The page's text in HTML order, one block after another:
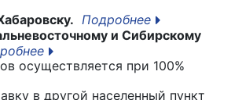
Подробнее
и Сибирскому
осуществляется при 100%
в другой населенный пункт